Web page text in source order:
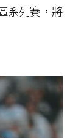
系列賽，將